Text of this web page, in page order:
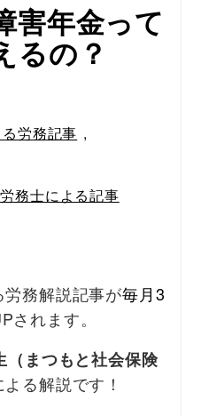
害年金って
るの？
労務記事 ,
務士による記事
務解説記事が毎月3
されます。
（まつもと社会保険
よる解説です！